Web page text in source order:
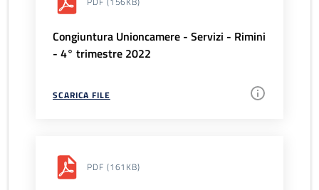
Congiuntura Unioncamere - Servizi - Rimini
- 4° trimestre 2022
SCARICA FILE
PDF (161KB)